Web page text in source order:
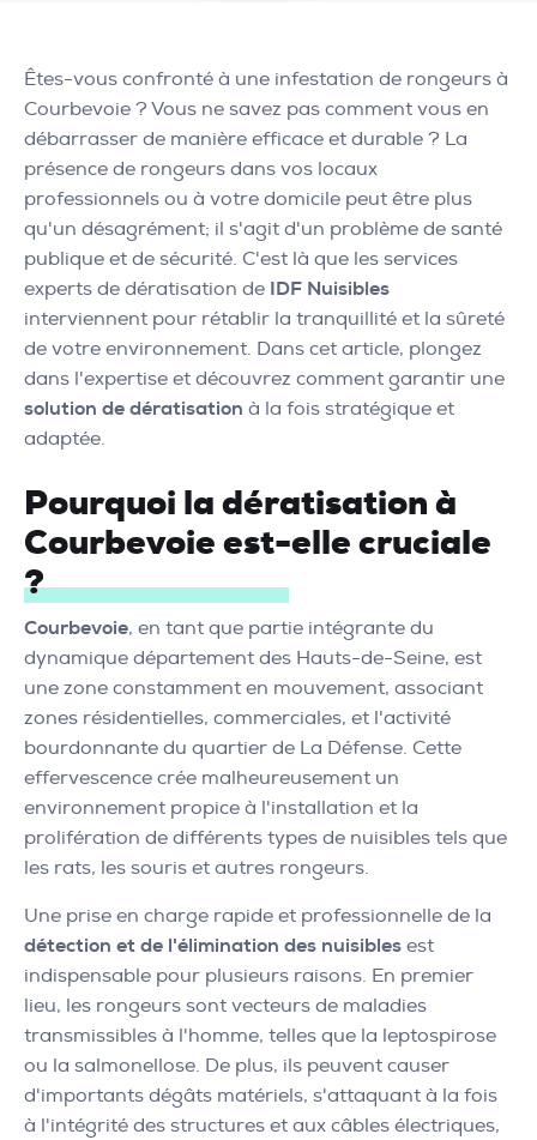
Êtes-vous confronté à une infestation de rongeurs à
Courbevoie ? Vous ne savez pas comment vous en
débarrasser de manière efficace et durable ? La
présence de rongeurs dans vos locaux
professionnels ou à votre domicile peut être plus
qu'un désagrément; il s'agit d'un problème de santé
publique et de sécurité. C'est là que les services
experts de dératisation de IDF Nuisibles
interviennent pour rétablir la tranquillité et la sûreté
de votre environnement. Dans cet article, plongez
dans l'expertise et découvrez comment garantir une
solution de dératisation à la fois stratégique et
adaptée.
Pourquoi la dératisation à
Courbevoie est-elle cruciale
?
Courbevoie, en tant que partie intégrante du
dynamique département des Hauts-de-Seine, est
une zone constamment en mouvement, associant
zones résidentielles, commerciales, et l'activité
bourdonnante du quartier de La Défense. Cette
effervescence crée malheureusement un
environnement propice à l'installation et la
prolifération de différents types de nuisibles tels que
les rats, les souris et autres rongeurs.
Une prise en charge rapide et professionnelle de la
détection et de l'élimination des nuisibles est
indispensable pour plusieurs raisons. En premier
lieu, les rongeurs sont vecteurs de maladies
transmissibles à l'homme, telles que la leptospirose
ou la salmonellose. De plus, ils peuvent causer
d'importants dégâts matériels, s'attaquant à la fois
à l'intégrité des structures et aux câbles électriques,